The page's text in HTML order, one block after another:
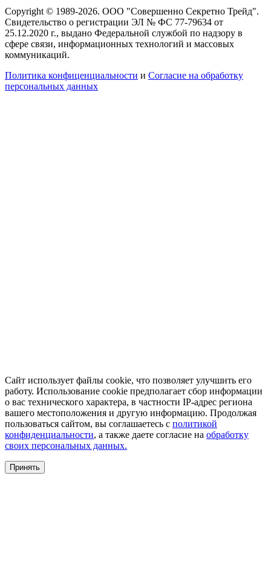
Copyright © 1989-2026. ООО "Совершенно Секретно Трейд".
Свидетельство о регистрации ЭЛ № ФС 77-79634 от
25.12.2020 г., выдано Федеральной службой по надзору в
сфере связи, информационных технологий и массовых
коммуникаций.
Политика конфиценциальности и Согласие на обработку
персональных данных
Сайт использует файлы cookie, что позволяет улучшить его
работу. Использование cookie предполагает сбор информации
о вас технического характера, в частности IP-адрес региона
вашего местоположения и другую информацию. Продолжая
пользоваться сайтом, вы соглашаетесь с политикой
конфиденциальности, а также даете согласие на обработку
своих персональных данных.
Принять